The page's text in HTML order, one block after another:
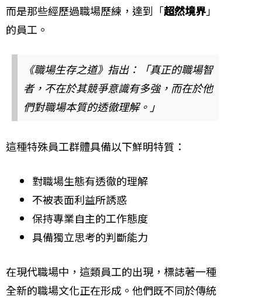
而是那些經歷過職場歷練，達到「超然境界」
的員工。
《職場生存之道》指出：「真正的職場智
者，不在於其競爭意識有多強，而在於他
們對職場本質的透徹理解。」
這種特殊員工群體具備以下鮮明特質：
對職場生態有透徹的理解
不被表面利益所誘惑
保持專業自主的工作態度
具備獨立思考的判斷能力
在現代職場中，這類員工的出現，標誌著一種
全新的職場文化正在形成。他們既不同於傳統